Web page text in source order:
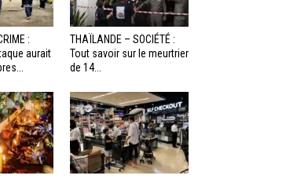
:
aurait
THAÏLANDE – SOCIÉTÉ :
Tout savoir sur le meurtrier
de 14...